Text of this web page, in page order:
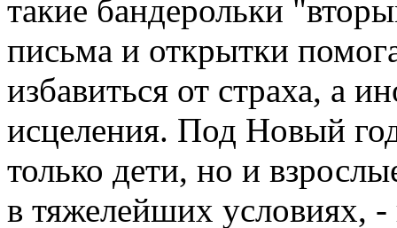
такие бандерольки
письма и открытки
избавиться от страха, а
исцеления. Под Новый
только дети, но и
в тяжелейших условиях,